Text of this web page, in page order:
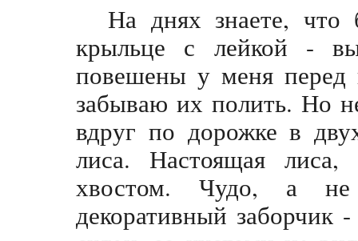
На днях знаете,
крыльце с лейкой -
повешены у меня перед
забываю их полить. Но
вдруг по дорожке в
лиса. Настоящая
хвостом. Чудо, а не
декоративный